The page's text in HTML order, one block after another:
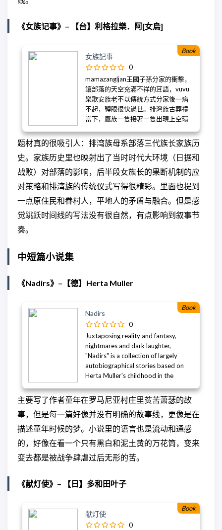
生，何伟获得了一个独特的视角，目
年何伟抵达中国时，他班上的几乎所
有人都是第一代大学生。他们通常来
自大型农村家庭，父母多为维持生计
的农民，对孩子踏入全新世界几乎无
法提供指导。到2019年，何伟来到四
川大学，他见到的是一个截然不同的
中国以及一种新的学生类型——独生子
女，他们的教育是一个更加雄心勃勃
学，许多年轻人对体制抱有一种讽刺
的态度，但大多数人平静地适应着体
制的限制，并拥抱中国崛起带来的机
会。然而，极度竞争的压力依然让人
精疲力尽，甚至影响到更年幼的孩子
——包括何伟的女儿们，她们的学校经
历让他得以深入了解当地教育环境。
审视这个国家的过去、现在和未来的
既是对中国的窗口，也是对美国的镜
交錯的喧囂塵世之中，顛覆想像，解
白」、「虛構文本」三線故事層層推
進，劇情反轉再反轉，不僅刻劃了人
性的幽微明暗，更洞見了生命中的殉
美與殘酷。
《女族记事》– 【台】利格拉樂．阿[女烏]
女族記事
0
mamazangljan王國子孫分家的衝擊，
讓部落的天空充滿不祥的耳語，vuvu
樂歌安族老不以傳統方式分家後一病
不起，轉眼很快過世。排灣族古葬禮
當下，鷹族一隻接著一隻出現上空環
山。年輕的孫女魯真倉促繼承族長，
但族裡因為外教的影響，Pulingav女巫
繼承之路早已斷裂，傳統的安靈儀式
只能拜託隔壁部落分支的女巫召喚祖
靈與樂歌安亡靈到來。 在樂歌安的遺
物中，魯真發現一柄古老木雕梳子與
簪子，她問到ina吾艾——樂歌安從小
部落三代原住民女性們強韌的生命史
Book
题材真的很吸引人：排湾族母系部落三代族长家族历
史。家族历史里也映射出了当时时代大环境（日据和
战败）对部落的影响，后半段女族长的果断机制的应
对策略和排湾族的传统仪式写得很精彩。里面也提到
一点原住民和眷村人，平地人的矛盾与融合。但是感
觉跳跃时间线的写法没有很自然，有点影响到叙事节
奏。
中短篇小说集
《Nadirs》–【德】Herta Muller
Nadirs
0
Juxtaposing reality and fantasy,
nightmares and dark laughter,
"Nadirs" is a collection of largely
autobiographical stories based on
Herta Muller's childhood in the
tales reveal a child's often
nightmarish impressions of life in her
village. Seamlessly mixing reality with
dream-like images, they brilliantly
convey the inner, troubled life of a
child and at the same time capture
the violence and corruption of life
prolific and acclaimed German-
decades. Born in 1953 in the Banat, a
German-language region of Romania,
she emigrated to West Berlin in 1987
Book
主要写了作者童年在罗马尼亚村庄里贫苦萧瑟的故
事，但是每一篇好像并没有明确的故事线，更像是在
描述童年时候的梦。小说里的语言也是流动和通感
的，好像在看一个只有黑白和泥土黄的万花筒，变来
变去都是被战争肆虐过后无形的苦。
《献灯使》– 【日】多和田叶子
献灯使
0
Book